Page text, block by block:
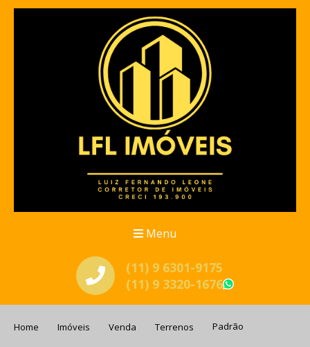
Menu
(11) 9 6301-9175
(11) 9 3320-1676
Home Imóveis Venda Terrenos Padrão